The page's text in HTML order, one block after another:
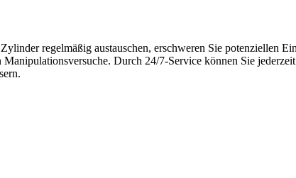
regelmäßig austauschen, erschweren Sie potenziellen
Durch 24/7-Service können Sie